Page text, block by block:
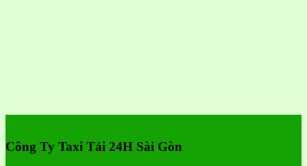
Công Ty Taxi Tải 24H Sài Gòn